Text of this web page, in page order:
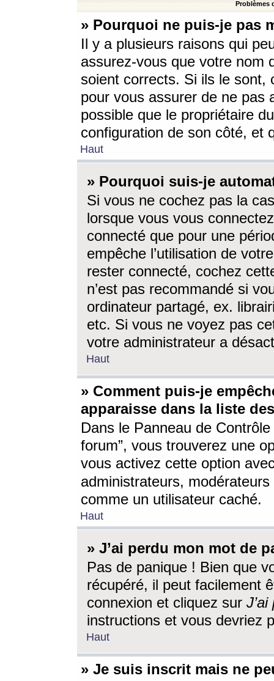
Problèmes
» Pourquoi ne puis-je pas
Il y a plusieurs raisons qui
assurez-vous que votre nom
soient corrects. Si ils le sont,
pour vous assurer de ne pas
possible que le propriétaire
configuration de son côté, et
Haut
» Pourquoi suis-je
Si vous ne cochez pas la
lorsque vous vous
connecté que pour une
empêche l’utilisation de
rester connecté, cochez
n’est pas recommandé si
ordinateur partagé, ex.
etc. Si vous ne voyez pas
votre administrateur a
Haut
» Comment puis-je
apparaisse dans la liste
Dans le Panneau de
forum”, vous trouverez une
vous activez cette option
administrateurs,
comme un utilisateur caché.
Haut
» J’ai perdu mon mot de
Pas de panique ! Bien que
récupéré, il peut facilement
connexion et cliquez sur
instructions et vous devriez
Haut
» Je suis inscrit mais ne